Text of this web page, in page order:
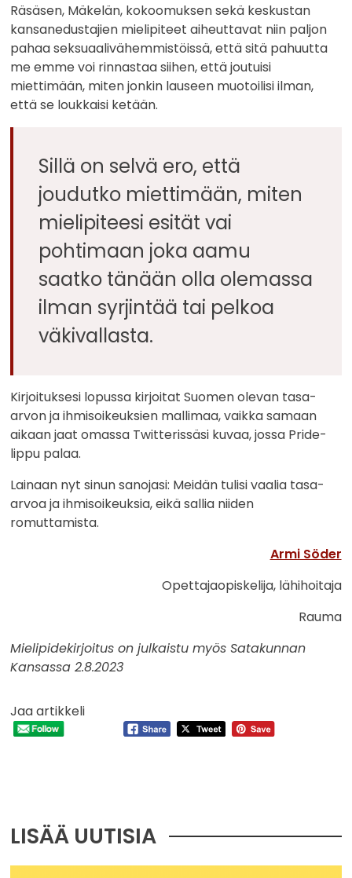
Räsäsen, Mäkelän, kokoomuksen sekä keskustan
kansanedustajien mielipiteet aiheuttavat niin paljon
pahaa seksuaalivähemmistöissä, että sitä pahuutta
me emme voi rinnastaa siihen, että joutuisi
miettimään, miten jonkin lauseen muotoilisi ilman,
että se loukkaisi ketään.
Sillä on selvä ero, että
joudutko miettimään, miten
mielipiteesi esität vai
pohtimaan joka aamu
saatko tänään olla olemassa
ilman syrjintää tai pelkoa
väkivallasta.
Kirjoituksesi lopussa kirjoitat Suomen olevan tasa-
arvon ja ihmisoikeuksien mallimaa, vaikka samaan
aikaan jaat omassa Twitterissäsi kuvaa, jossa Pride-
lippu palaa.
Lainaan nyt sinun sanojasi: Meidän tulisi vaalia tasa-
arvoa ja ihmisoikeuksia, eikä sallia niiden
romuttamista.
Armi Söder
Opettajaopiskelija, lähihoitaja
Rauma
Mielipidekirjoitus on julkaistu myös Satakunnan
Kansassa 2.8.2023
Jaa artikkeli
LISÄÄ UUTISIA